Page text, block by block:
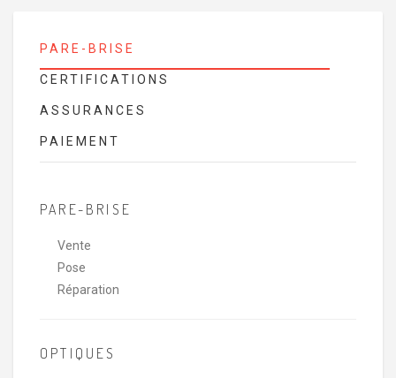
PARE-BRISE
CERTIFICATIONS
ASSURANCES
PAIEMENT
PARE-BRISE
Vente
Pose
Réparation
OPTIQUES